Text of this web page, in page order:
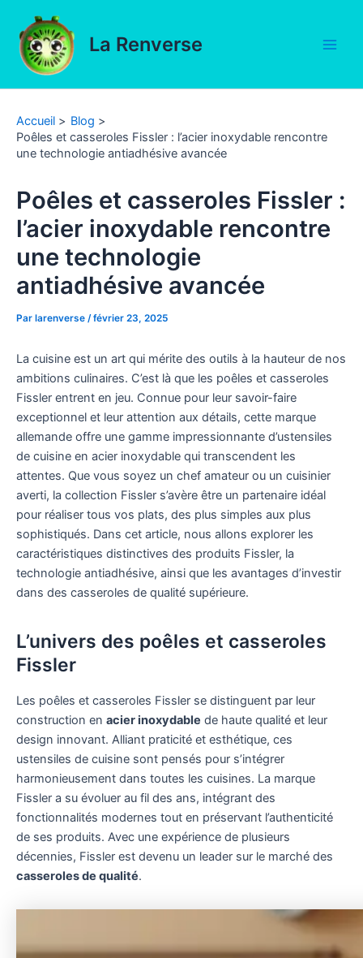
contenu
La Renverse
Accueil
Blog
Poêles et casseroles Fissler : l’acier inoxydable rencontre
une technologie antiadhésive avancée
Poêles et casseroles Fissler :
l’acier inoxydable rencontre
une technologie
antiadhésive avancée
Par larenverse /février 23, 2025
La cuisine est un art qui mérite des outils à la hauteur de nos
ambitions culinaires. C’est là que les poêles et casseroles
Fissler entrent en jeu. Connue pour leur savoir-faire
exceptionnel et leur attention aux détails, cette marque
allemande offre une gamme impressionnante d’ustensiles
de cuisine en acier inoxydable qui transcendent les
attentes. Que vous soyez un chef amateur ou un cuisinier
averti, la collection Fissler s’avère être un partenaire idéal
pour réaliser tous vos plats, des plus simples aux plus
sophistiqués. Dans cet article, nous allons explorer les
caractéristiques distinctives des produits Fissler, la
technologie antiadhésive, ainsi que les avantages d’investir
dans des casseroles de qualité supérieure.
L’univers des poêles et casseroles
Fissler
Les poêles et casseroles Fissler se distinguent par leur
construction en acier inoxydable de haute qualité et leur
design innovant. Alliant praticité et esthétique, ces
ustensiles de cuisine sont pensés pour s’intégrer
harmonieusement dans toutes les cuisines. La marque
Fissler a su évoluer au fil des ans, intégrant des
fonctionnalités modernes tout en préservant l’authenticité
de ses produits. Avec une expérience de plusieurs
décennies, Fissler est devenu un leader sur le marché des
casseroles de qualité.